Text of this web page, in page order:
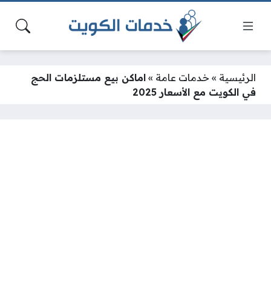
الرئيسية » خدمات عامة » اماكن بيع مستلزمات الحج
في الكويت مع الأسعار 2025